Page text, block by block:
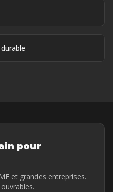
pour
et grandes entreprises.